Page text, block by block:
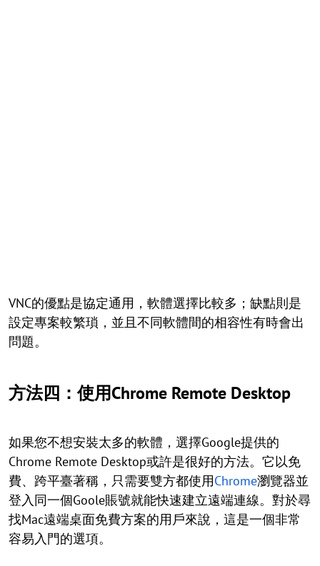
VNC的優點是協定通用，軟體選擇比較多；缺點則是
設定專案較繁瑣，並且不同軟體間的相容性有時會出
問題。
方法四：使用Chrome Remote Desktop
如果您不想安裝太多的軟體，選擇Google提供的
Chrome Remote Desktop或許是很好的方法。它以免
費、跨平臺著稱，只需要雙方都使用Chrome瀏覽器並
登入同一個Goole賬號就能快速建立遠端連線。對於尋
找Mac遠端桌面免費方案的用戶來說，這是一個非常
容易入門的選項。